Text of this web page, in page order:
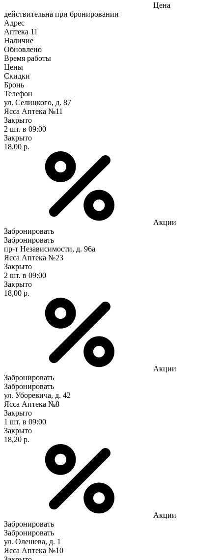
Цена
действительна при бронировании
Адрес
Аптека 11
Наличие
Обновлено
Время работы
Цены
Скидки
Бронь
Телефон
ул. Селицкого, д. 87
Ясса Аптека №11
Закрыто
2 шт. в 09:00
Закрыто
18,00 р.
Акции
Забронировать
Забронировать
пр-т Независимости, д. 96а
Ясса Аптека №23
Закрыто
2 шт. в 09:00
Закрыто
18,00 р.
Акции
Забронировать
Забронировать
ул. Уборевича, д. 42
Ясса Аптека №8
Закрыто
1 шт. в 09:00
Закрыто
18,20 р.
Акции
Забронировать
Забронировать
ул. Олешева, д. 1
Ясса Аптека №10